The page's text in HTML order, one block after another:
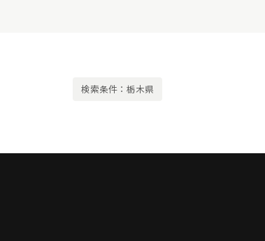
検索条件：栃木県